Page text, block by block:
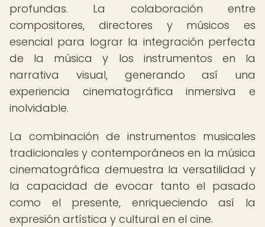
profundas. La colaboración entre
compositores, directores y músicos es
esencial para lograr la integración perfecta
de la música y los instrumentos en la
narrativa visual, generando así una
experiencia cinematográfica inmersiva e
inolvidable.
La combinación de instrumentos musicales
tradicionales y contemporáneos en la música
cinematográfica demuestra la versatilidad y
la capacidad de evocar tanto el pasado
como el presente, enriqueciendo así la
expresión artística y cultural en el cine.